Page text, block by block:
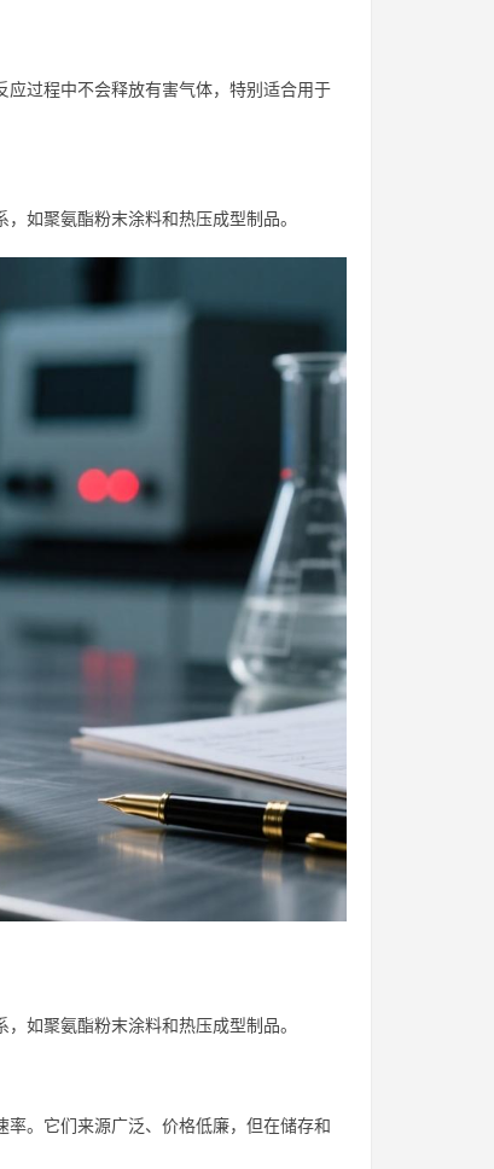
过程中不会释放有害气体，特别适合用于
如聚氨酯粉末涂料和热压成型制品。
如聚氨酯粉末涂料和热压成型制品。
。它们来源广泛、价格低廉，但在储存和